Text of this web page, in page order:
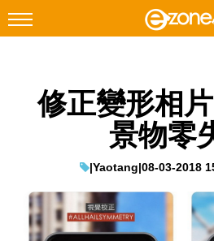
Facebook Instagram
遊戲動漫
教學評測
修正變形相
景物零
|Yaotang|08-03-2018